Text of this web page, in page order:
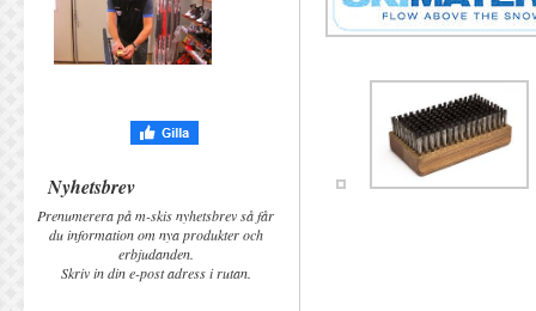
Nyhetsbrev
Prenumerera på m-skis nyhetsbrev så får
du information om nya produkter och
erbjudanden.
Skriv in din e-post adress i rutan.